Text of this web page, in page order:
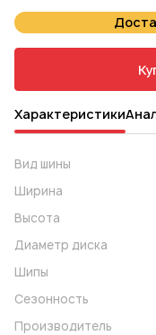
Характеристики
Вид шины
Ширина
Высота
Диаметр диска
Шипы
Сезонность
Производитель